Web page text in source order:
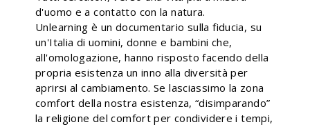
d'uomo e a contatto con la natura.
Unlearning è un documentario sulla fiducia, su
un'Italia di uomini, donne e bambini che,
all'omologazione, hanno risposto facendo della
propria esistenza un inno alla diversità per
aprirsi al cambiamento. Se lasciassimo la zona
comfort della nostra esistenza, “disimparando”
la religione del comfort per condividere i tempi,